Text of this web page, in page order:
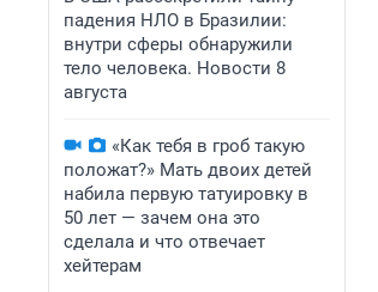
падения НЛО в Бразилии:
внутри сферы обнаружили
тело человека. Новости 8
августа
«Как тебя в гроб такую
положат?» Мать двоих детей
набила первую татуировку в
50 лет — зачем она это
сделала и что отвечает
хейтерам